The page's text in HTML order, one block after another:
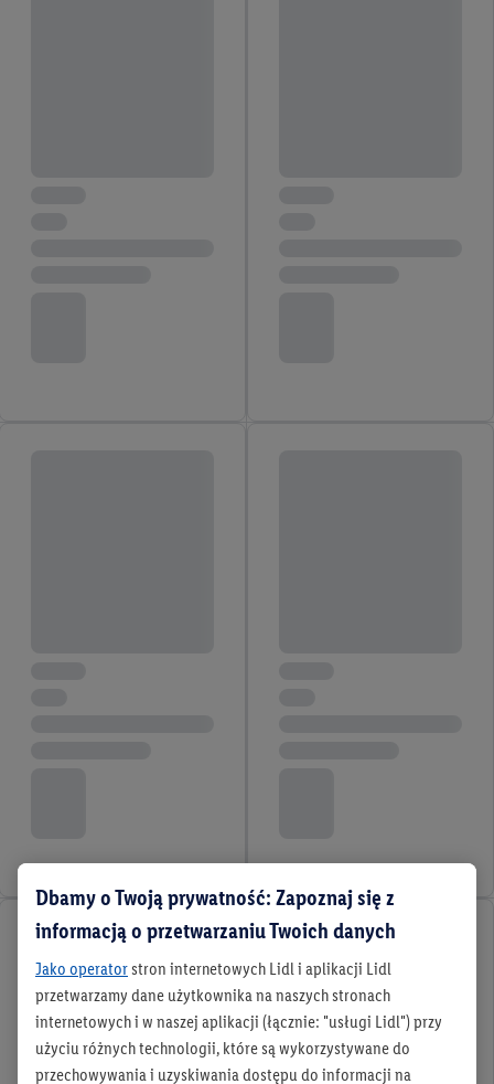
Dbamy o Twoją prywatność: Zapoznaj się z
informacją o przetwarzaniu Twoich danych
Jako operatorstron internetowych Lidl i aplikacji Lidl
przetwarzamy dane użytkownika na naszych stronach
internetowych i w naszej aplikacji (łącznie: "usługi Lidl") przy
użyciu różnych technologii, które są wykorzystywane do
przechowywania i uzyskiwania dostępu do informacji na